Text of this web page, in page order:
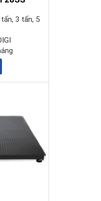
3 tấn, 5